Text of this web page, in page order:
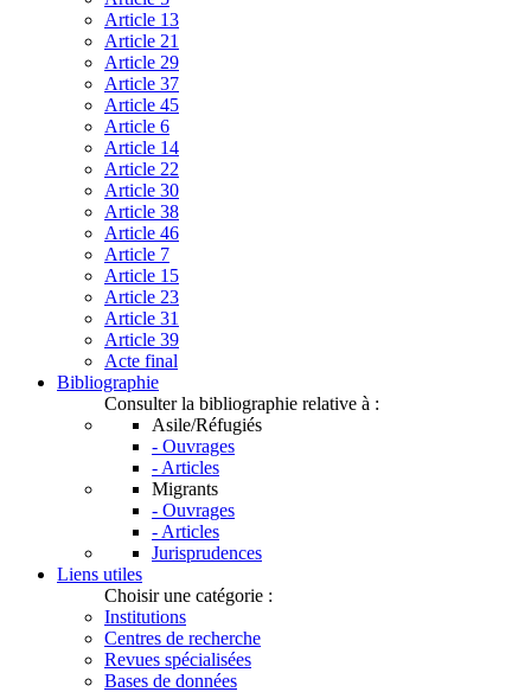
Article 13
Article 21
Article 29
Article 37
Article 45
Article 6
Article 14
Article 22
Article 30
Article 38
Article 46
Article 7
Article 15
Article 23
Article 31
Article 39
Acte final
Bibliographie
Consulter la bibliographie relative à :
Asile/Réfugiés
- Ouvrages
- Articles
Migrants
- Ouvrages
- Articles
Jurisprudences
Liens utiles
Choisir une catégorie :
Institutions
Centres de recherche
Revues spécialisées
Bases de données